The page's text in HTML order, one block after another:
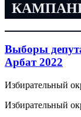
Выборы
Арбат 2022
Избирательный
Избирательный